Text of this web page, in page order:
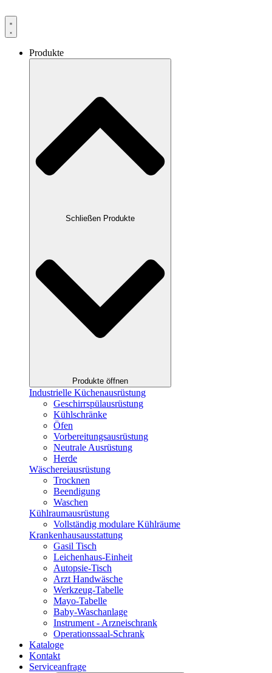
Produkte
Schließen Produkte
Produkte öffnen
Industrielle Küchenausrüstung
Geschirrspülausrüstung
Kühlschränke
Öfen
Vorbereitungsausrüstung
Neutrale Ausrüstung
Herde
Wäschereiausrüstung
Trocknen
Beendigung
Waschen
Kühlraumausrüstung
Vollständig modulare Kühlräume
Krankenhausausstattung
Gasil Tisch
Leichenhaus-Einheit
Autopsie-Tisch
Arzt Handwäsche
Werkzeug-Tabelle
Mayo-Tabelle
Baby-Waschanlage
Instrument - Arzneischrank
Operationssaal-Schrank
Kataloge
Kontakt
Serviceanfrage